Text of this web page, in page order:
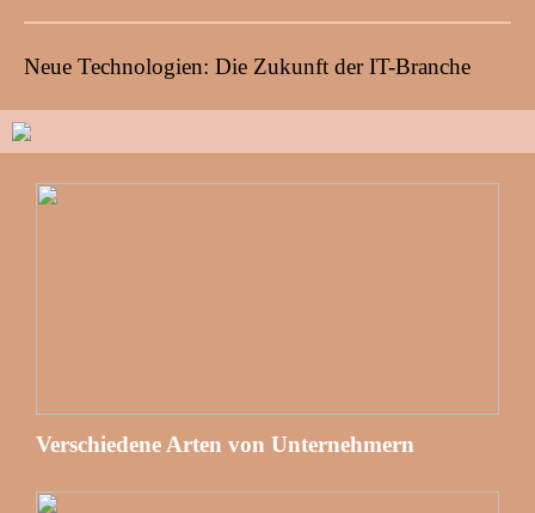
Neue Technologien: Die Zukunft der IT-Branche
Verschiedene Arten von Unternehmern